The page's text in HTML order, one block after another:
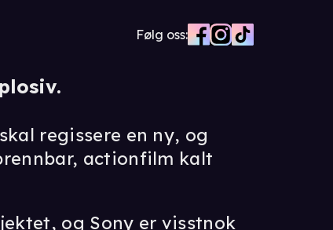
Følg oss:
regissere en ny, og
actionfilm kalt
og Sony er visstnok